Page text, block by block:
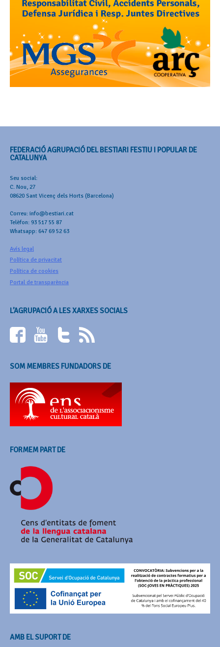
FEDERACIÓ AGRUPACIÓ DEL BESTIARI FESTIU I POPULAR DE
CATALUNYA
Seu social:
C. Nou, 27
08620 Sant Vicenç dels Horts (Barcelona)
Correu: info@bestiari.cat
Telèfon: 93 517 55 87
Whatsapp: 647 69 52 63
Avís legal
Política de privacitat
Política de cookies
Portal de transparència
L’AGRUPACIÓ A LES XARXES SOCIALS
SOM MEMBRES FUNDADORS DE
FORMEM PART DE
AMB EL SUPORT DE